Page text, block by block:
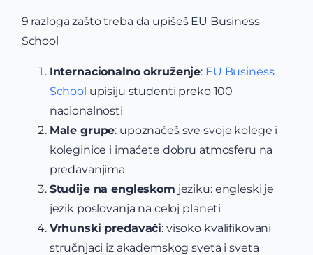
9 razloga zašto treba da upišeš EU Business
School
Internacionalno okruženje: EU Business
School upisiju studenti preko 100
nacionalnosti
Male grupe: upoznaćeš sve svoje kolege i
koleginice i imaćete dobru atmosferu na
predavanjima
Studije na engleskom jeziku: engleski je
jezik poslovanja na celoj planeti
Vrhunski predavači: visoko kvalifikovani
stručnjaci iz akademskog sveta i sveta